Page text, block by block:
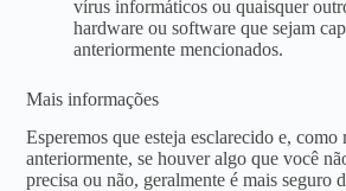
vírus informáticos ou quaisquer
hardware ou software que sejam
anteriormente mencionados.
Mais informações
Esperemos que esteja esclarecido e, como
anteriormente, se houver algo que você
precisa ou não, geralmente é mais seguro